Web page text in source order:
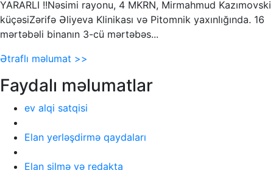
YARARLI !!Nəsimi rayonu, 4 MKRN, Mirmahmud Kazımovski
küçəsiZərifə Əliyeva Klinikası və Pitomnik yaxınlığında. 16
mərtəbəli binanın 3-cü mərtəbəs...
Ətraflı məlumat >>
Faydalı məlumatlar
ev alqi satqisi
Elan yerləşdirmə qaydaları
Elan silmə və redakta